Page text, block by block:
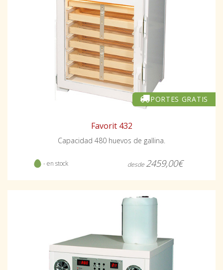
PORTES GRATIS
Favorit 432
Capacidad 480 huevos de gallina.
- en stock desde 2459,00€